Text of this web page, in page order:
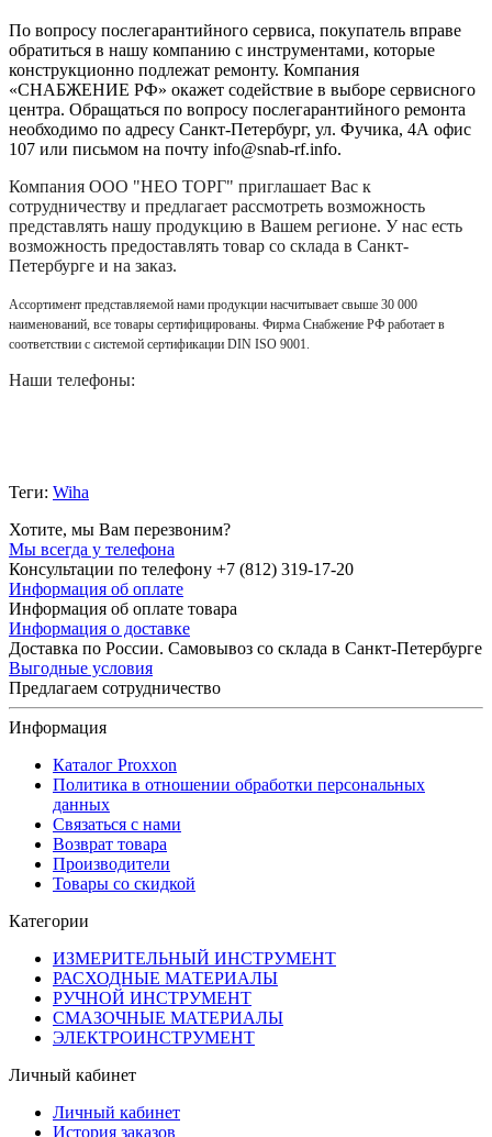
По вопросу послегарантийного сервиса, покупатель вправе
обратиться в нашу компанию с инструментами, которые
конструкционно подлежат ремонту. Компания
«СНАБЖЕНИЕ РФ» окажет содействие в выборе сервисного
центра. Обращаться по вопросу послегарантийного ремонта
необходимо по адресу Санкт-Петербург, ул. Фучика, 4А офис
107 или письмом на почту info@snab-rf.info.
Компания ООО "НЕО ТОРГ" приглашает Вас к
сотрудничеству и предлагает рассмотреть возможность
представлять нашу продукцию в Вашем регионе. У нас есть
возможность предоставлять товар со склада в Санкт-
Петербурге и на заказ.
Ассортимент представляемой нами продукции насчитывает свыше 30 000
наименований, все товары сертифицированы. Фирма Снабжение РФ работает в
соответствии с системой сертификации DIN ISO 9001.
Наши телефоны:
Теги: Wiha
Хотите, мы Вам перезвоним?
Мы всегда у телефона
Консультации по телефону +7 (812) 319-17-20
Информация об оплате
Информация об оплате товара
Информация о доставке
Доставка по России. Самовывоз со склада в Санкт-Петербурге
Выгодные условия
Предлагаем сотрудничество
Информация
Каталог Proxxon
Политика в отношении обработки персональных
данных
Связаться с нами
Возврат товара
Производители
Товары со скидкой
Категории
ИЗМЕРИТЕЛЬНЫЙ ИНСТРУМЕНТ
РАСХОДНЫЕ МАТЕРИАЛЫ
РУЧНОЙ ИНСТРУМЕНТ
СМАЗОЧНЫЕ МАТЕРИАЛЫ
ЭЛЕКТРОИНСТРУМЕНТ
Личный кабинет
Личный кабинет
История заказов